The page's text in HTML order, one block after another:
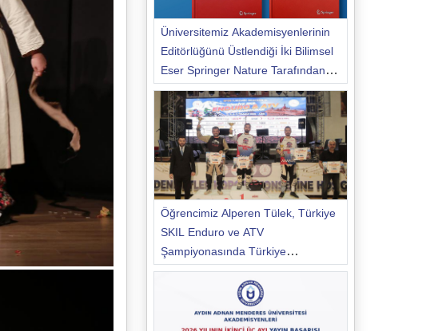
Üniversitemiz Akademisyenlerinin
Editörlüğünü Üstlendiği İki Bilimsel
Eser Springer Nature Tarafından
Yayımlandı
Öğrencimiz Alperen Tülek, Türkiye
SKIL Enduro ve ATV
Şampiyonasında Türkiye
Şampiyonu Oldu